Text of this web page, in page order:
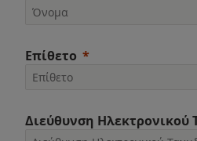
Επίθετο
Διεύθυνση Ηλεκτρονικού